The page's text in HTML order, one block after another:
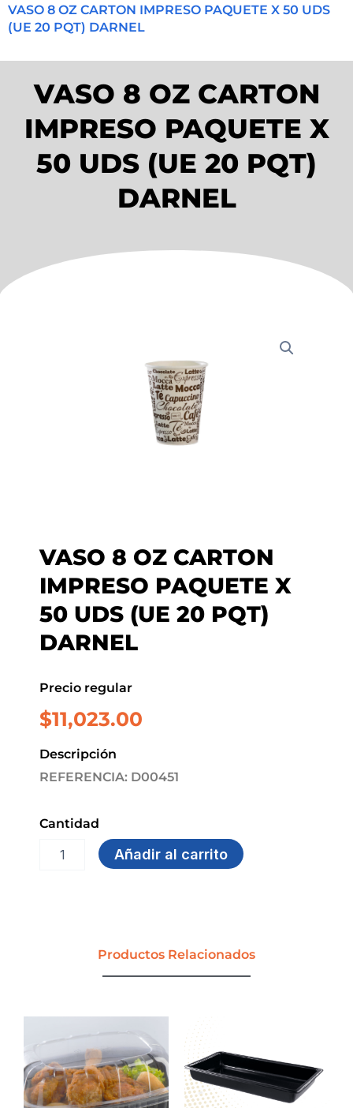
VASO 8 OZ CARTON IMPRESO PAQUETE X 50 UDS
(UE 20 PQT) DARNEL
VASO 8 OZ CARTON
IMPRESO PAQUETE X
50 UDS (UE 20 PQT)
DARNEL
VASO 8 OZ CARTON
IMPRESO PAQUETE X
50 UDS (UE 20 PQT)
DARNEL
Precio regular
$11,023.00
Descripción
REFERENCIA: D00451
Cantidad
PQT)
DARNEL
cantidad
Añadir al carrito
Productos Relacionados